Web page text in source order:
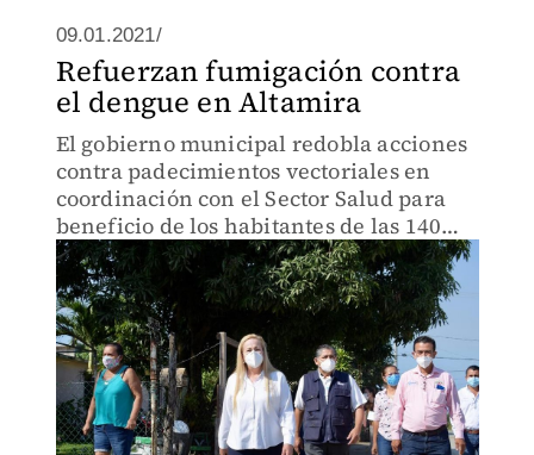
09.01.2021/
Refuerzan fumigación contra
el dengue en Altamira
El gobierno municipal redobla acciones
contra padecimientos vectoriales en
coordinación con el Sector Salud para
beneficio de los habitantes de las 140
colonias del municipio.